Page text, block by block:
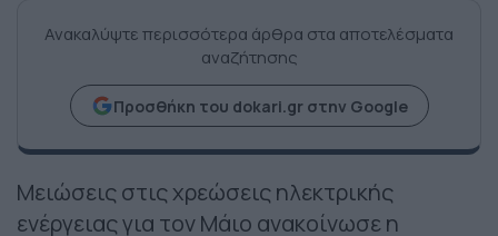
Ανακαλύψτε περισσότερα άρθρα στα αποτελέσματα
αναζήτησης
Προσθήκη του dokari.gr στην Google
Μειώσεις στις χρεώσεις ηλεκτρικής
ενέργειας για τον Μάιο ανακοίνωσε η